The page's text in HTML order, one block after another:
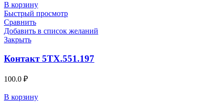
В корзину
Быстрый просмотр
Сравнить
Добавить в список желаний
Закрыть
Контакт 5ТХ.551.197
100.0 ₽
В корзину